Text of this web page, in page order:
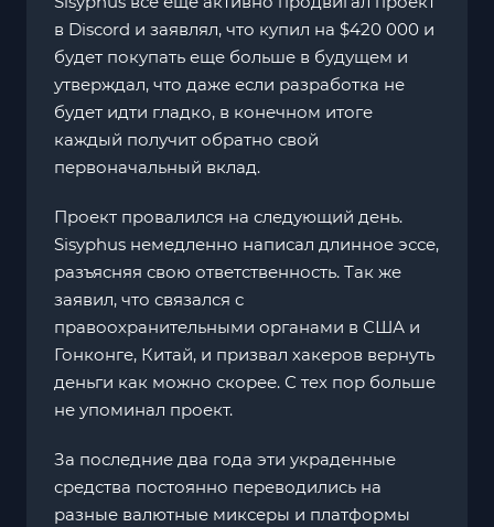
в Discord и заявлял, что купил на $420 000 и
будет покупать еще больше в будущем и
утверждал, что даже если разработка не
будет идти гладко, в конечном итоге
каждый получит обратно свой
первоначальный вклад.
Проект провалился на следующий день.
Sisyphus немедленно написал длинное эссе,
разъясняя свою ответственность. Так же
заявил, что связался с
правоохранительными органами в США и
Гонконге, Китай, и призвал хакеров вернуть
деньги как можно скорее. С тех пор больше
не упоминал проект.
За последние два года эти украденные
средства постоянно переводились на
разные валютные миксеры и платформы